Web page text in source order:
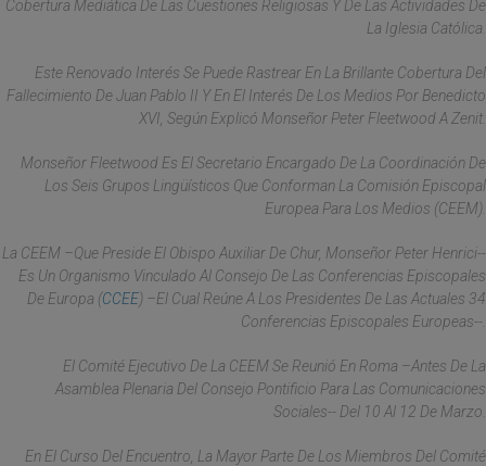
Cobertura Mediática De Las Cuestiones Religiosas Y De Las Actividades De
La Iglesia Católica.
Este Renovado Interés Se Puede Rastrear En La Brillante Cobertura Del
Fallecimiento De Juan Pablo II Y En El Interés De Los Medios Por Benedicto
XVI, Según Explicó Monseñor Peter Fleetwood A Zenit.
Monseñor Fleetwood Es El Secretario Encargado De La Coordinación De
Los Seis Grupos Lingüísticos Que Conforman La Comisión Episcopal
Europea Para Los Medios (CEEM).
La CEEM –que Preside El Obispo Auxiliar De Chur, Monseñor Peter Henrici--
Es Un Organismo Vinculado Al Consejo De Las Conferencias Episcopales
De Europa (CCEE) –el Cual Reúne A Los Presidentes De Las Actuales 34
Conferencias Episcopales Europeas--.
El Comité Ejecutivo De La CEEM Se Reunió En Roma –antes De La
Asamblea Plenaria Del Consejo Pontificio Para Las Comunicaciones
Sociales-- Del 10 Al 12 De Marzo.
En El Curso Del Encuentro, La Mayor Parte De Los Miembros Del Comité